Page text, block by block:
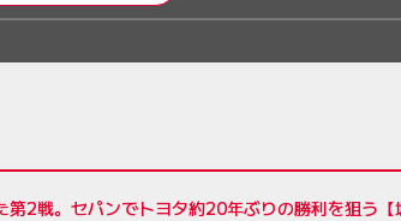
第2戦。セパンでトヨタ約20年ぶりの勝利を狙う